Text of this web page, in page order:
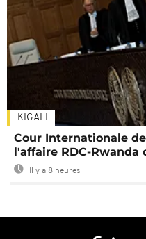
KIGALI
Cour Internationale
l'affaire RDC-Rwanda
Il y a 8 heures